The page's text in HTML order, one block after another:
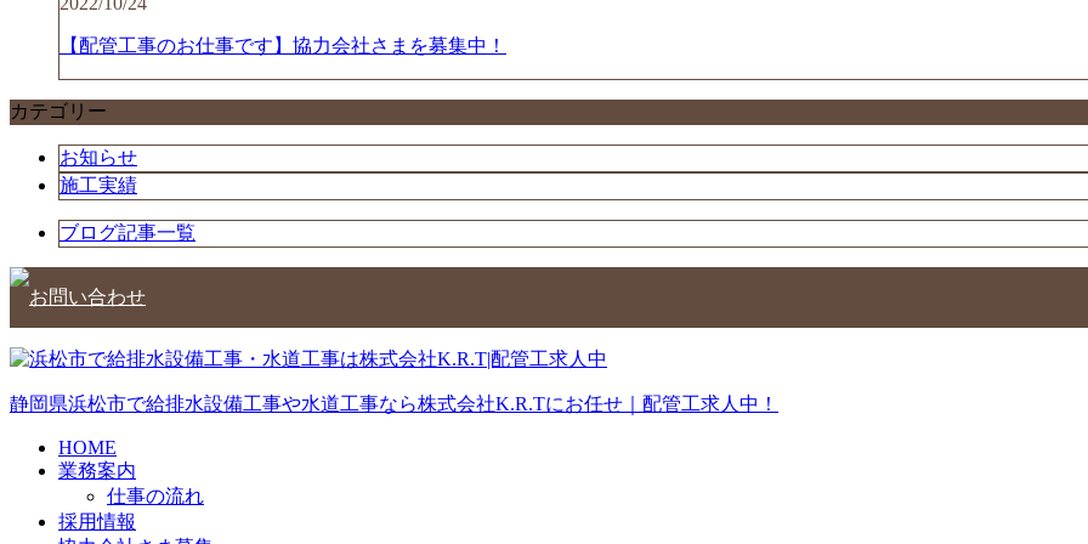
【配管工事のお仕事です】協力会社さまを募集中！
カテゴリー
お知らせ
施工実績
ブログ記事一覧
静岡県浜松市で給排水設備工事や水道工事なら株式会社K.R.Tにお任せ｜配管工求人中！
HOME
業務案内
仕事の流れ
採用情報